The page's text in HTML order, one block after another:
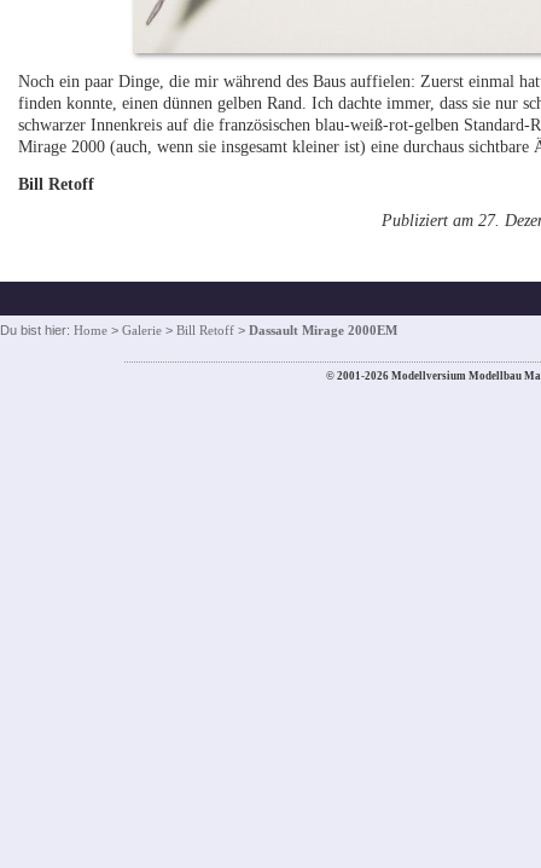
Noch ein paar Dinge, die mir während des Baus auffielen: Zuerst einmal
finden konnte, einen dünnen gelben Rand. Ich dachte immer, dass sie nur
schwarzer Innenkreis auf die französischen blau-weiß-rot-gelben
Mirage 2000 (auch, wenn sie insgesamt kleiner ist) eine durchaus
Bill Retoff
Publiziert am 27.
Du bist hier: Home > Galerie > Bill Retoff > Dassault Mirage 2000EM
© 2001-2026 Modellversium Modellbau